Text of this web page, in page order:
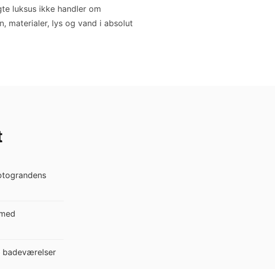
luksus ikke handler om
materialer, lys og vand i absolut
badeværelser